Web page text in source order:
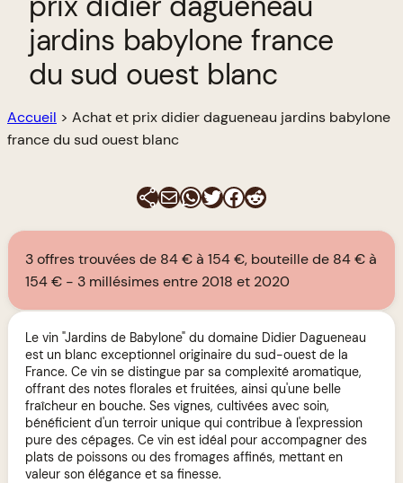
jardins babylone france
du sud ouest blanc
Accueil > Achat et prix didier dagueneau jardins babylone
france du sud ouest blanc
E-mailWhatsApp
Twitter
Facebook
Reddit
3 offres trouvées de 84 € à 154 €, bouteille de 84 € à
154 €
3 millésimes entre 2018 et 2020
Le vin "Jardins de Babylone" du domaine Didier Dagueneau
est un blanc exceptionnel originaire du sud-ouest de la
France. Ce vin se distingue par sa complexité aromatique,
offrant des notes florales et fruitées, ainsi qu'une belle
fraîcheur en bouche. Ses vignes, cultivées avec soin,
bénéficient d'un terroir unique qui contribue à l'expression
pure des cépages. Ce vin est idéal pour accompagner des
plats de poissons ou des fromages affinés, mettant en
valeur son élégance et sa finesse.